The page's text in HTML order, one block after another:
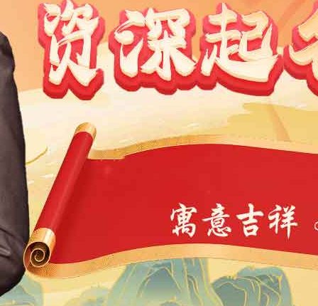
1990 1989 1988 1987 1986 1985
1984
1968 1967 1966 1965 1964 1963
1962
1946
1945 1944 1943 1942 1941 1940
1939
1923 1922 1921 1920 1919 1918
1917
1901
1900
9 7 6 5 4 1
38 37 33 32 31 30
29
6 2 1 0